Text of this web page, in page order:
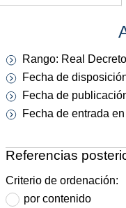
Rango: Real Decreto
Fecha de
Fecha de
Fecha de entrada
Referencias
Criterio de ordenación:
por contenido